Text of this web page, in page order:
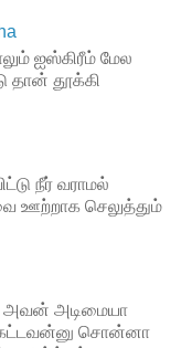
ஐஸ்கிரீம் மேல
தான் தூக்கி
நீர் வராமல்
ஊற்றாக செலுத்தும்
அவன் அடிமையா
சொன்னா